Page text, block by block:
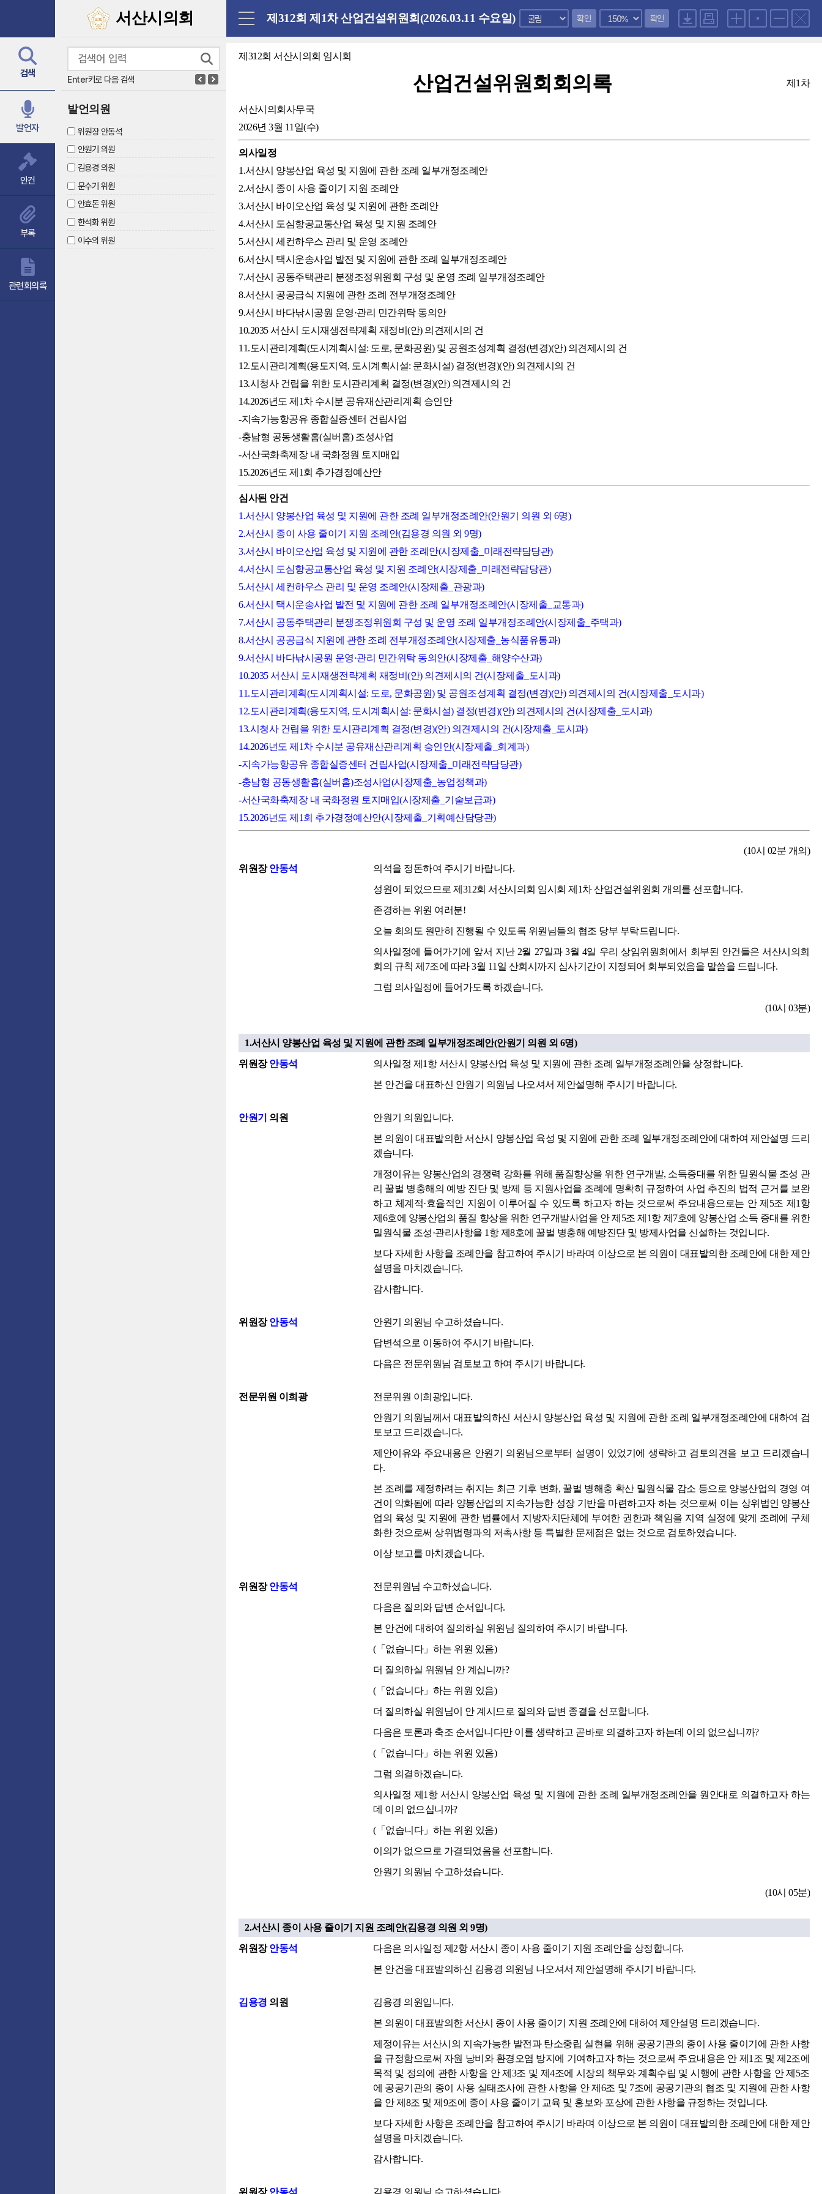
서산시의회
검색
Enter키로 다음 검색
발언자
발언의원
위원장 안동석
안원기 의원
김용경 의원
문수기 위원
안효돈 위원
한석화 위원
이수의 위원
안건
부록
관련회의록
제312회 제1차 산업건설위원회(2026.03.11 수요일) 확인 확인
제312회 서산시의회 임시회
산업건설위원회회의록 제1차
서산시의회사무국
2026년 3월 11일(수)
의사일정
1.서산시 양봉산업 육성 및 지원에 관한 조례 일부개정조례안
2.서산시 종이 사용 줄이기 지원 조례안
3.서산시 바이오산업 육성 및 지원에 관한 조례안
4.서산시 도심항공교통산업 육성 및 지원 조례안
5.서산시 세컨하우스 관리 및 운영 조례안
6.서산시 택시운송사업 발전 및 지원에 관한 조례 일부개정조례안
7.서산시 공동주택관리 분쟁조정위원회 구성 및 운영 조례 일부개정조례안
8.서산시 공공급식 지원에 관한 조례 전부개정조례안
9.서산시 바다낚시공원 운영·관리 민간위탁 동의안
10.2035 서산시 도시재생전략계획 재정비(안) 의견제시의 건
11.도시관리계획(도시계획시설: 도로, 문화공원) 및 공원조성계획 결정(변경)(안) 의견제시의 건
12.도시관리계획(용도지역, 도시계획시설: 문화시설) 결정(변경)(안) 의견제시의 건
13.시청사 건립을 위한 도시관리계획 결정(변경)(안) 의견제시의 건
14.2026년도 제1차 수시분 공유재산관리계획 승인안
-지속가능항공유 종합실증센터 건립사업
-충남형 공동생활홈(실버홈) 조성사업
-서산국화축제장 내 국화정원 토지매입
15.2026년도 제1회 추가경정예산안
심사된 안건
1.서산시 양봉산업 육성 및 지원에 관한 조례 일부개정조례안(안원기 의원 외 6명)
2.서산시 종이 사용 줄이기 지원 조례안(김용경 의원 외 9명)
3.서산시 바이오산업 육성 및 지원에 관한 조례안(시장제출_미래전략담당관)
4.서산시 도심항공교통산업 육성 및 지원 조례안(시장제출_미래전략담당관)
5.서산시 세컨하우스 관리 및 운영 조례안(시장제출_관광과)
6.서산시 택시운송사업 발전 및 지원에 관한 조례 일부개정조례안(시장제출_교통과)
7.서산시 공동주택관리 분쟁조정위원회 구성 및 운영 조례 일부개정조례안(시장제출_주택과)
8.서산시 공공급식 지원에 관한 조례 전부개정조례안(시장제출_농식품유통과)
9.서산시 바다낚시공원 운영·관리 민간위탁 동의안(시장제출_해양수산과)
10.2035 서산시 도시재생전략계획 재정비(안) 의견제시의 건(시장제출_도시과)
11.도시관리계획(도시계획시설: 도로, 문화공원) 및 공원조성계획 결정(변경)(안) 의견제시의 건(시장제출_도시과)
12.도시관리계획(용도지역, 도시계획시설: 문화시설) 결정(변경)(안) 의견제시의 건(시장제출_도시과)
13.시청사 건립을 위한 도시관리계획 결정(변경)(안) 의견제시의 건(시장제출_도시과)
14.2026년도 제1차 수시분 공유재산관리계획 승인안(시장제출_회계과)
-지속가능항공유 종합실증센터 건립사업(시장제출_미래전략담당관)
-충남형 공동생활홈(실버홈)조성사업(시장제출_농업정책과)
-서산국화축제장 내 국화정원 토지매입(시장제출_기술보급과)
15.2026년도 제1회 추가경정예산안(시장제출_기획예산담당관)
(10시 02분 개의)
위원장안동석
의석을 정돈하여 주시기 바랍니다.
성원이 되었으므로 제312회 서산시의회 임시회 제1차 산업건설위원회 개의를 선포합니다.
존경하는 위원 여러분!
오늘 회의도 원만히 진행될 수 있도록 위원님들의 협조 당부 부탁드립니다.
의사일정에 들어가기에 앞서 지난 2월 27일과 3월 4일 우리 상임위원회에서 회부된 안건들은 서산시의회
회의 규칙 제7조에 따라 3월 11일 산회시까지 심사기간이 지정되어 회부되었음을 말씀을 드립니다.
그럼 의사일정에 들어가도록 하겠습니다.
(10시 03분)
1.서산시 양봉산업 육성 및 지원에 관한 조례 일부개정조례안(안원기 의원 외 6명)
위원장안동석
의사일정 제1항 서산시 양봉산업 육성 및 지원에 관한 조례 일부개정조례안을 상정합니다.
본 안건을 대표하신 안원기 의원님 나오셔서 제안설명해 주시기 바랍니다.
안원기 의원
안원기 의원입니다.
본 의원이 대표발의한 서산시 양봉산업 육성 및 지원에 관한 조례 일부개정조례안에 대하여 제안설명 드리
겠습니다.
개정이유는 양봉산업의 경쟁력 강화를 위해 품질향상을 위한 연구개발, 소득증대를 위한 밀원식물 조성 관
리 꿀벌 병충해의 예방 진단 및 방제 등 지원사업을 조례에 명확히 규정하여 사업 추진의 법적 근거를 보완
하고 체계적·효율적인 지원이 이루어질 수 있도록 하고자 하는 것으로써 주요내용으로는 안 제5조 제1항
제6호에 양봉산업의 품질 향상을 위한 연구개발사업을 안 제5조 제1항 제7호에 양봉산업 소득 증대를 위한
밀원식물 조성·관리사항을 1항 제8호에 꿀벌 병충해 예방진단 및 방제사업을 신설하는 것입니다.
보다 자세한 사항을 조례안을 참고하여 주시기 바라며 이상으로 본 의원이 대표발의한 조례안에 대한 제안
설명을 마치겠습니다.
감사합니다.
위원장안동석
안원기 의원님 수고하셨습니다.
답변석으로 이동하여 주시기 바랍니다.
다음은 전문위원님 검토보고 하여 주시기 바랍니다.
전문위원 이희광
전문위원 이희광입니다.
안원기 의원님께서 대표발의하신 서산시 양봉산업 육성 및 지원에 관한 조례 일부개정조례안에 대하여 검
토보고 드리겠습니다.
제안이유와 주요내용은 안원기 의원님으로부터 설명이 있었기에 생략하고 검토의견을 보고 드리겠습니
다.
본 조례를 제정하려는 취지는 최근 기후 변화, 꿀벌 병해충 확산 밀원식물 감소 등으로 양봉산업의 경영 여
건이 악화됨에 따라 양봉산업의 지속가능한 성장 기반을 마련하고자 하는 것으로써 이는 상위법인 양봉산
업의 육성 및 지원에 관한 법률에서 지방자치단체에 부여한 권한과 책임을 지역 실정에 맞게 조례에 구체
화한 것으로써 상위법령과의 저촉사항 등 특별한 문제점은 없는 것으로 검토하였습니다.
이상 보고를 마치겠습니다.
위원장안동석
전문위원님 수고하셨습니다.
다음은 질의와 답변 순서입니다.
본 안건에 대하여 질의하실 위원님 질의하여 주시기 바랍니다.
(「없습니다」하는 위원 있음)
더 질의하실 위원님 안 계십니까?
(「없습니다」하는 위원 있음)
더 질의하실 위원님이 안 계시므로 질의와 답변 종결을 선포합니다.
다음은 토론과 축조 순서입니다만 이를 생략하고 곧바로 의결하고자 하는데 이의 없으십니까?
(「없습니다」하는 위원 있음)
그럼 의결하겠습니다.
의사일정 제1항 서산시 양봉산업 육성 및 지원에 관한 조례 일부개정조례안을 원안대로 의결하고자 하는
데 이의 없으십니까?
(「없습니다」하는 위원 있음)
이의가 없으므로 가결되었음을 선포합니다.
안원기 의원님 수고하셨습니다.
(10시 05분)
2.서산시 종이 사용 줄이기 지원 조례안(김용경 의원 외 9명)
위원장안동석
다음은 의사일정 제2항 서산시 종이 사용 줄이기 지원 조례안을 상정합니다.
본 안건을 대표발의하신 김용경 의원님 나오셔서 제안설명해 주시기 바랍니다.
김용경 의원
김용경 의원입니다.
본 의원이 대표발의한 서산시 종이 사용 줄이기 지원 조례안에 대하여 제안설명 드리겠습니다.
제정이유는 서산시의 지속가능한 발전과 탄소중립 실현을 위해 공공기관의 종이 사용 줄이기에 관한 사항
을 규정함으로써 자원 낭비와 환경오염 방지에 기여하고자 하는 것으로써 주요내용은 안 제1조 및 제2조에
목적 및 정의에 관한 사항을 안 제3조 및 제4조에 시장의 책무와 계획수립 및 시행에 관한 사항을 안 제5조
에 공공기관의 종이 사용 실태조사에 관한 사항을 안 제6조 및 7조에 공공기관의 협조 및 지원에 관한 사항
을 안 제8조 및 제9조에 종이 사용 줄이기 교육 및 홍보와 포상에 관한 사항을 규정하는 것입니다.
보다 자세한 사항은 조례안을 참고하여 주시기 바라며 이상으로 본 의원이 대표발의한 조례안에 대한 제안
설명을 마치겠습니다.
감사합니다.
위원장안동석 김용경 의원님 수고하셨습니다.